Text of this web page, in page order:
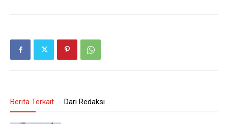
Berita Terkait Dari Redaksi